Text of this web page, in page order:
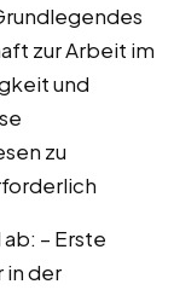
zur Arbeit im
und
zu
– Erste
in der